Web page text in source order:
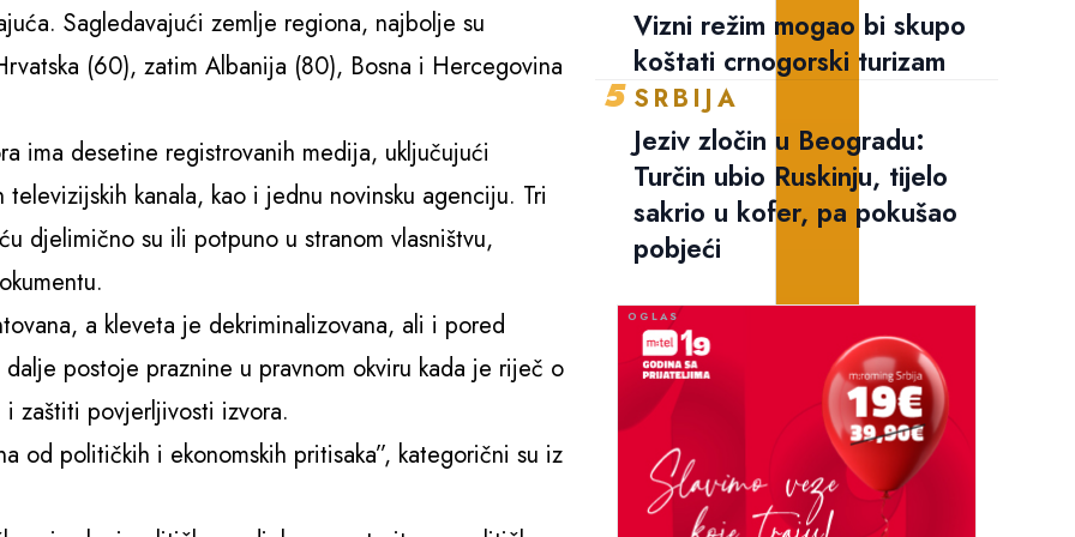
Sagledavajući zemlje regiona, najbolje su
(60), zatim Albanija (80), Bosna i Hercegovina
ima desetine registrovanih medija, uključujući
kanala, kao i jednu novinsku agenciju. Tri
djelimično su ili potpuno u stranom vlasništvu,
a kleveta je dekriminalizovana, ali i pored
postoje praznine u pravnom okviru kada je riječ o
zaštiti povjerljivosti izvora.
od političkih i ekonomskih pritisaka”, kategorični su iz
Vizni režim mogao bi skupo
koštati crnogorski turizam
5 SRBIJA
Jeziv zločin u Beogradu:
Turčin ubio Ruskinju, tijelo
sakrio u kofer, pa pokušao
pobjeći